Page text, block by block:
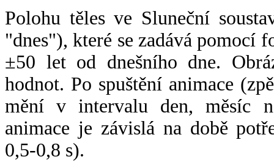
Polohu těles ve Sluneční
"dnes"), které se zadává pomocí
±50 let od dnešního dne.
hodnot. Po spuštění animace
mění v intervalu den, měsíc
animace je závislá na době
0,5-0,8 s).